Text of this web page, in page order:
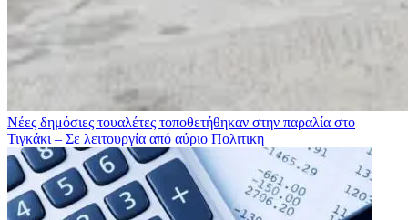
Νέες δημόσιες τουαλέτες τοποθετήθηκαν στην παραλία στο
Τιγκάκι – Σε λειτουργία από αύριο Πολιτικη